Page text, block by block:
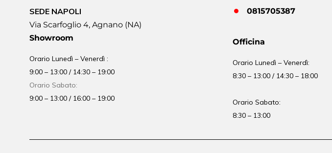
SEDE NAPOLI
Via Scarfoglio 4, Agnano (NA)
Showroom
Orario Lunedì – Venerdì :
9:00 – 13:00 / 14:30 – 19:00
Orario Sabato:
9:00 – 13:00 / 16:00 – 19:00
0815705387
Officina
Orario Lunedì – Venerdì:
8:30 – 13:00 / 14:30 – 18:00
Orario Sabato:
8:30 – 13:00